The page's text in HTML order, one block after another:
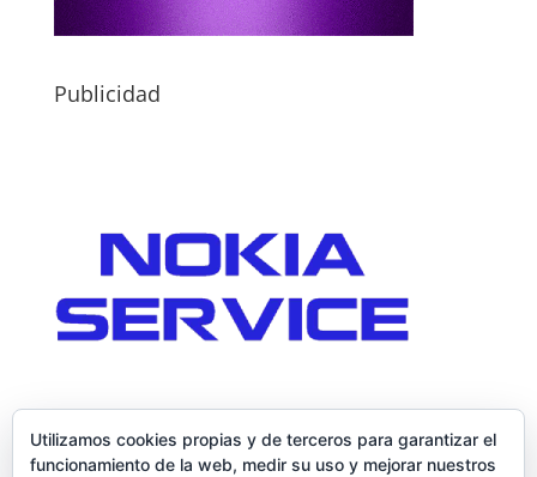
Publicidad
Utilizamos cookies propias y de terceros para garantizar el
funcionamiento de la web, medir su uso y mejorar nuestros